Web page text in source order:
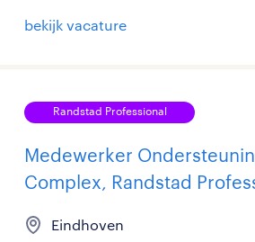
bekijk vacature
Randstad Professional
Medewerker
Complex, Randstad
Eindhoven